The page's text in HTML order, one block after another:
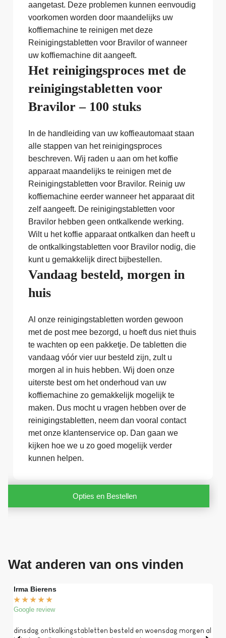
aangetast. Deze problemen kunnen eenvoudig
voorkomen worden door maandelijks uw
koffiemachine te reinigen met deze
Reinigingstabletten voor Bravilor of wanneer
uw koffiemachine dit aangeeft.
Het reinigingsproces met de
reinigingstabletten voor
Bravilor – 100 stuks
In de handleiding van uw koffieautomaat staan
alle stappen van het reinigingsproces
beschreven. Wij raden u aan om het koffie
apparaat maandelijks te reinigen met de
Reinigingstabletten voor Bravilor. Reinig uw
koffiemachine eerder wanneer het apparaat dit
zelf aangeeft. De reinigingstabletten voor
Bravilor hebben geen ontkalkende werking.
Wilt u het koffie apparaat ontkalken dan heeft u
de ontkalkingstabletten voor Bravilor nodig, die
kunt u gemakkelijk direct bijbestellen.
Vandaag besteld, morgen in
huis
Al onze reinigingstabletten worden gewoon
met de post mee bezorgd, u hoeft dus niet thuis
te wachten op een pakketje. De tabletten die
vandaag vóór vier uur besteld zijn, zult u
morgen al in huis hebben. Wij doen onze
uiterste best om het onderhoud van uw
koffiemachine zo gemakkelijk mogelijk te
maken. Dus mocht u vragen hebben over de
reinigingstabletten, neem dan vooral contact
met onze klantenservice op. Dan gaan we
kijken hoe we u zo goed mogelijk verder
kunnen helpen.
Opties en Bestellen
Wat anderen van ons vinden
Irma Bierens
★ ★ ★ ★ ★
Google review
dinsdag ontkalkingstabletten besteld en woensdag morgen al